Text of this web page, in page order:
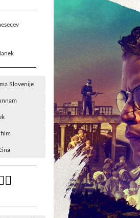
Slovenije
film